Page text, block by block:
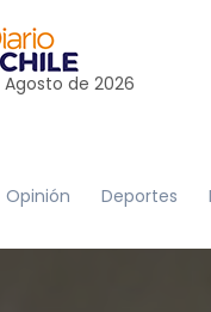
Agosto de 2026
Opinión Deportes